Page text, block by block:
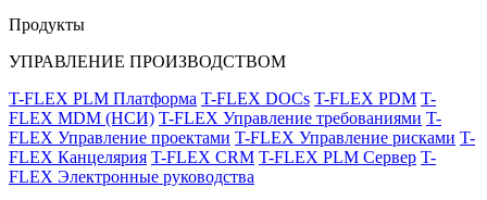
Продукты
УПРАВЛЕНИЕ ПРОИЗВОДСТВОМ
T-FLEX PLM Платформа T-FLEX DOCs T-FLEX PDM T-
FLEX MDM (НСИ) T-FLEX Управление требованиями T-
FLEX Управление проектами T-FLEX Управление рисками T-
FLEX Канцелярия T-FLEX CRM T-FLEX PLM Сервер T-
FLEX Электронные руководства